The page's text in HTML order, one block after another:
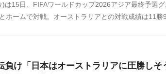
は15日、FIFAワールドカップ2026アジア最終予選
ホームで対戦。オーストラリアとの対戦成績は11勝
け「日本はオーストラリアに圧勝しそ